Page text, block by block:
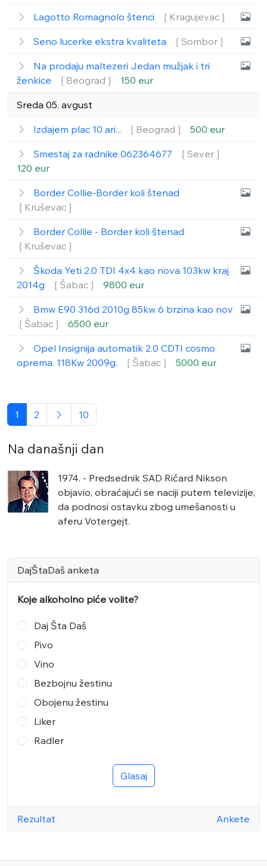
Lagotto Romagnolo štenci ❲Kragujevac❳
Seno lucerke ekstra kvaliteta ❲Sombor❳
Na prodaju maltezeri Jedan mužjak i tri
ženkice
❲Beograd❳ 150 eur
Sreda 05. avgust
Izdajem plac 10 ari... ❲Beograd❳ 500 eur
Smestaj za radnike 062364677
❲Sever❳
120 eur
Border Collie-Border koli štenad
❲Kruševac❳
Border Collie - Border koli štenad
❲Kruševac❳
Škoda Yeti 2.0 TDI 4x4 kao nova 103kw kraj
2014g
❲Šabac❳ 9800 eur
Bmw E90 316d 2010g 85kw 6 brzina kao nov
❲Šabac❳
6500 eur
Opel Insignija automatik 2.0 CDTI cosmo
oprema. 118Kw 2009g.
❲Šabac❳ 5000 eur
1 2 10
Na današnji dan
1974. - Predsednik SAD Ričard Nikson
objavio, obraćajući se naciji putem televizije,
da podnosi ostavku zbog umešanosti u
aferu Votergejt.
DajŠtaDaš anketa
Koje alkoholno piće volite?
Daj Šta Daš
Pivo
Vino
Bezbojnu žestinu
Obojenu žestinu
Liker
Radler
Glasaj
Rezultat Ankete